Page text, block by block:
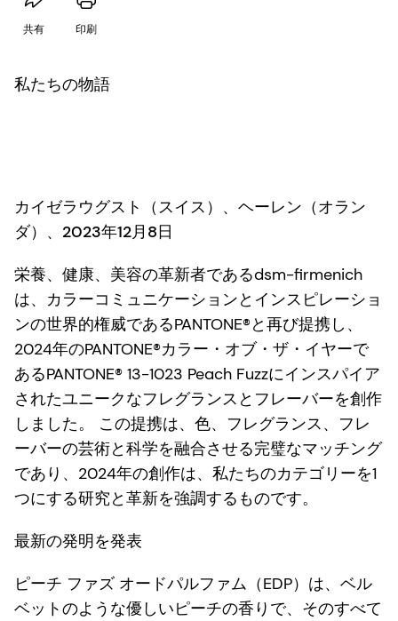
共有 印刷
私たちの物語
カイゼラウグスト（スイス）、ヘーレン（オラン
ダ）、2023年12月8日
栄養、健康、美容の革新者であるdsm-firmenich
は、カラーコミュニケーションとインスピレーショ
ンの世界的権威であるPANTONE®と再び提携し、
2024年のPANTONE®カラー・オブ・ザ・イヤーで
あるPANTONE® 13-1023 Peach Fuzzにインスパイア
されたユニークなフレグランスとフレーバーを創作
しました。 この提携は、色、フレグランス、フレ
ーバーの芸術と科学を融合させる完璧なマッチング
であり、2024年の創作は、私たちのカテゴリーを1
つにする研究と革新を強調するものです。
最新の発明を発表
ピーチ ファズ オードパルファム（EDP）は、ベル
ベットのような優しいピーチの香りで、そのすべて